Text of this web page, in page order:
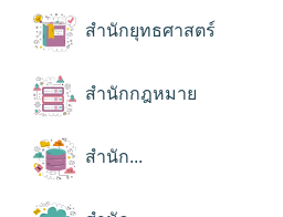
สำนักยุทธศาสตร์
สำนักกฎหมาย
สำนัก...